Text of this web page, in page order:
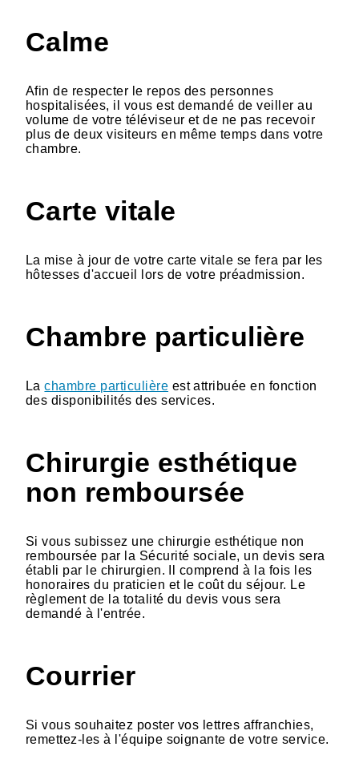
Calme
Afin de respecter le repos des personnes
hospitalisées, il vous est demandé de veiller au
volume de votre téléviseur et de ne pas recevoir
plus de deux visiteurs en même temps dans votre
chambre.
Carte vitale
La mise à jour de votre carte vitale se fera par les
hôtesses d'accueil lors de votre préadmission.
Chambre particulière
Lachambre particulière est attribuée en fonction
des disponibilités des services.
Chirurgie esthétique
non remboursée
Si vous subissez une chirurgie esthétique non
remboursée par la Sécurité sociale, un devis sera
établi par le chirurgien. Il comprend à la fois les
honoraires du praticien et le coût du séjour. Le
règlement de la totalité du devis vous sera
demandé à l'entrée.
Courrier
Si vous souhaitez poster vos lettres affranchies,
remettez-les à l'équipe soignante de votre service.